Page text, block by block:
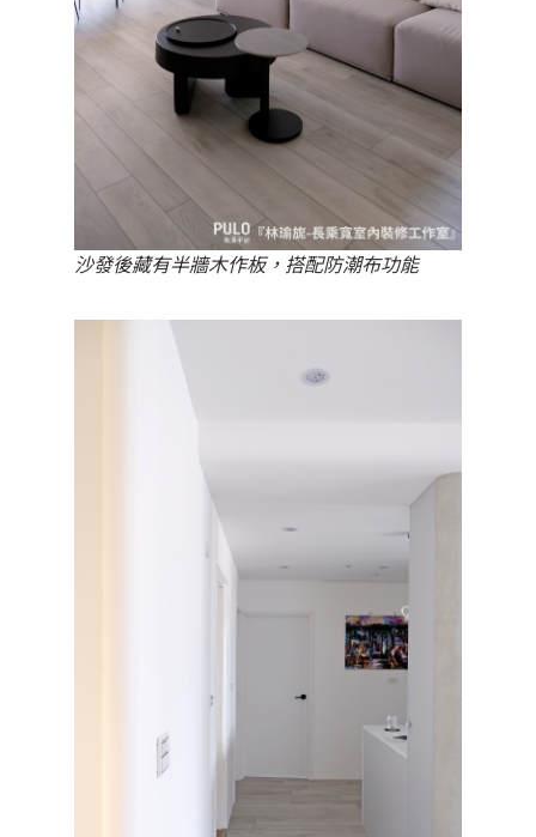
沙發後藏有半牆木作板，搭配防潮布功能